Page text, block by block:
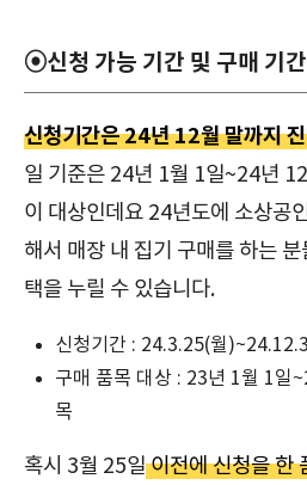
⦿신청 가능 기간 및 구매 기
신청기간은 24년 12월 말까지
일 기준은 24년 1월 1일~24년
이 대상인데요 24년도에 소상공
해서 매장 내 집기 구매를 하는 분
택을 누릴 수 있습니다.
신청기간 : 24.3.25(월
구매 품목 대상 : 23년 1월 1일
목
혹시 3월 25일이전에 신청을 한